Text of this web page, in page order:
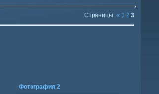
Страницы: « 1 2 3
Фотография 2